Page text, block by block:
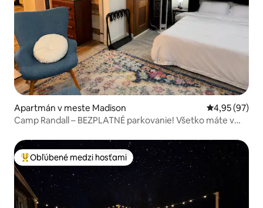
Apartmán v meste Madison Priemerné
4,95 (97)
Camp Randall – BEZPLATNÉ parkovanie! Všetko máte v
Najobľúbenejšie medzi hosťami
Obľúbené medzi hosťami